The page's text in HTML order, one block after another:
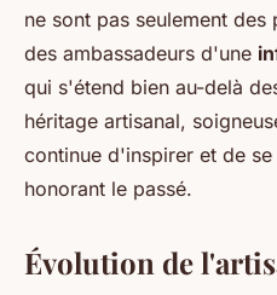
ne sont pas seulement
des ambassadeurs d'une
qui s'étend bien au-delà
héritage artisanal,
continue d'inspirer et de
honorant le passé.
Évolution de